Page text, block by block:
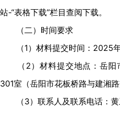
站-“表格下载”栏目查阅下载。
（二）时间要求
（1）材料提交时间：2025年
（2）材料提交地点：岳阳
301室（岳阳市花板桥路与建湘路
（3）联系人及联系电话：黄